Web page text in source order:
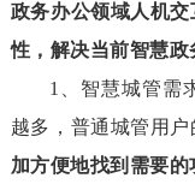
政务办公领域人机
性，解决当前智慧政
1、智慧城管需
越多，普通城管用
加方便地找到需要的